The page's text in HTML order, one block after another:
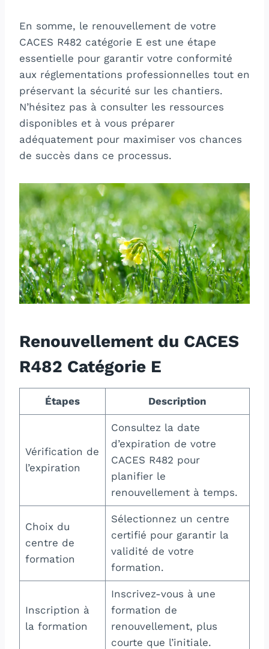
En somme, le renouvellement de votre
CACES R482 catégorie E est une étape
essentielle pour garantir votre conformité
aux réglementations professionnelles tout en
préservant la sécurité sur les chantiers.
N’hésitez pas à consulter les ressources
disponibles et à vous préparer
adéquatement pour maximiser vos chances
de succès dans ce processus.
Renouvellement du CACES
R482 Catégorie E
Étapes Description
Vérification de
l’expiration
Consultez la date
d’expiration de votre
CACES R482 pour
planifier le
renouvellement à temps.
Choix du
centre de
formation
Sélectionnez un centre
certifié pour garantir la
validité de votre
formation.
Inscription à
la formation
Inscrivez-vous à une
formation de
renouvellement, plus
courte que l’initiale.